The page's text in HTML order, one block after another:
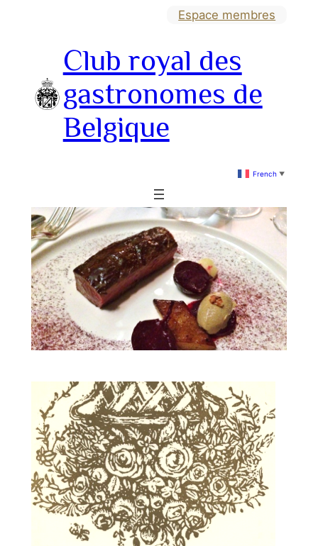
Espace membres
Club royal des
gastronomes de
Belgique
French ▼